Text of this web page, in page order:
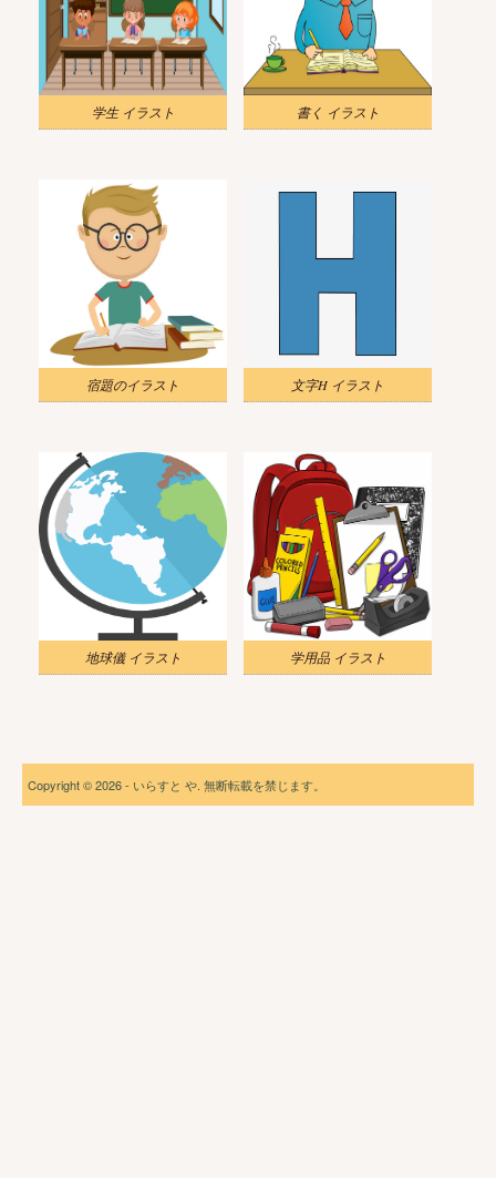
学生 イラスト 書く イラスト
宿題のイラスト 文字H イラスト
地球儀 イラスト 学用品 イラスト
Copyright © 2026 - いらすと や. 無断転載を禁じます。